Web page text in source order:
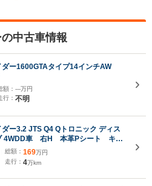
中古車情報
ダー1600GTAタイプ14インチAW
額： ---万円
行： 不明
ー3.2 JTS Q4 Qトロニック ディス
4WDD車 右H 本革Pシート キセ
総額： 169万円
走行： 4万km